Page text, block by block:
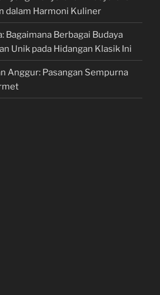
dalam Harmoni Kuliner
Bagaimana Berbagai Budaya
Unik pada Hidangan Klasik Ini
Anggur: Pasangan Sempurna